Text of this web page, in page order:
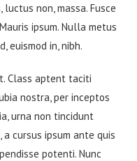
non, massa. Fusce
ipsum. Nulla metus
euismod in, nibh.
Class aptent taciti
nostra, per inceptos
urna non tincidunt
cursus ipsum ante quis
potenti. Nunc